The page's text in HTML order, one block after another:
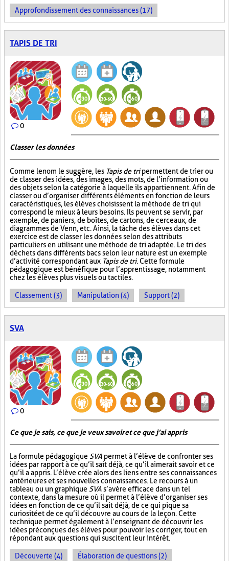
Approfondissement des connaissances (17)
TAPIS DE TRI
0
Classer les données
Comme le nom le suggère, les Tapis de tripermettent de trier ou
de classer des idées, des images, des mots, de l’information ou
des objets selon la catégorie à laquelle ils appartiennent. Afin de
classer ou d’organiser différents éléments en fonction de leurs
caractéristiques, les élèves choisissent la méthode de tri qui
correspond le mieux à leurs besoins. Ils peuvent se servir, par
exemple, de paniers, de boîtes, de cartons, de cerceaux, de
diagrammes de Venn, etc. Ainsi, la tâche des élèves dans cet
exercice est de classer les données selon des attributs
particuliers en utilisant une méthode de tri adaptée. Le tri des
déchets dans différents bacs selon leur nature est un exemple
d’activité correspondant aux Tapis de tri. Cette formule
pédagogique est bénéfique pour l’apprentissage, notamment
chez les élèves plus visuels ou tactiles.
Classement (3) Manipulation (4) Support (2)
SVA
0
Ce que je sais, ce que je veux savoir et ce que j’ai appris
La formule pédagogique SVA permet à l’élève de confronter ses
idées par rapport à ce qu’il sait déjà, ce qu’il aimerait savoir et ce
qu’il a appris. L’élève crée alors des liens entre ses connaissances
antérieures et ses nouvelles connaissances. Le recours à un
tableau ou un graphique SVA s’avère efficace dans un tel
contexte, dans la mesure où il permet à l’élève d’organiser ses
idées en fonction de ce qu’il sait déjà, de ce qui pique sa
curiosité et de ce qu’il découvre au cours de la leçon. Cette
technique permet également à l’enseignant de découvrir les
idées préconçues des élèves pour pouvoir les corriger, tout en
répondant aux questions qui suscitent leur intérêt.
Découverte (4) Élaboration de questions (2)